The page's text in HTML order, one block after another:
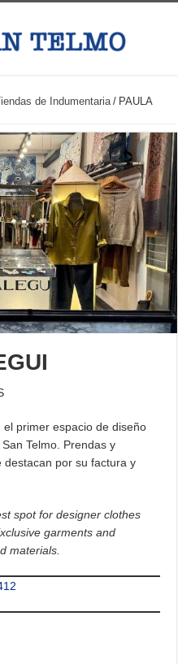
de Indumentaria / PAULA
primer espacio de diseño
Telmo. Prendas y
destacan por su factura y
spot for designer clothes
garments and
materials.